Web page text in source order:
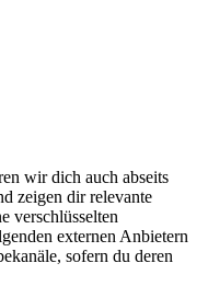
wir dich auch abseits
zeigen dir relevante
verschlüsselten
externen Anbietern
sofern du deren